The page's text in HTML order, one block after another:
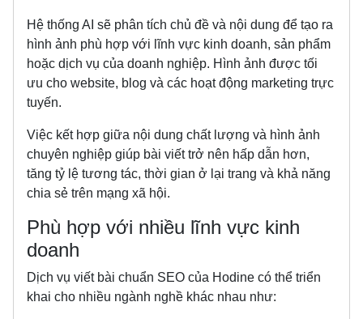
Hệ thống AI sẽ phân tích chủ đề và nội dung để tạo ra
hình ảnh phù hợp với lĩnh vực kinh doanh, sản phẩm
hoặc dịch vụ của doanh nghiệp. Hình ảnh được tối
ưu cho website, blog và các hoạt động marketing trực
tuyến.
Việc kết hợp giữa nội dung chất lượng và hình ảnh
chuyên nghiệp giúp bài viết trở nên hấp dẫn hơn,
tăng tỷ lệ tương tác, thời gian ở lại trang và khả năng
chia sẻ trên mạng xã hội.
Phù hợp với nhiều lĩnh vực kinh
doanh
Dịch vụ viết bài chuẩn SEO của Hodine có thể triển
khai cho nhiều ngành nghề khác nhau như: